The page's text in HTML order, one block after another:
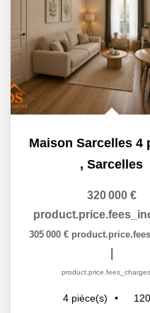
Maison Sarcelles 4
, Sarcelles
320 000 €
305 000 €
4 pièce(s) 120